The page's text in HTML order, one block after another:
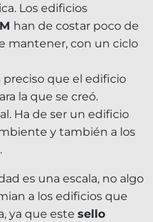
Los edificios
han de costar poco de
mantener, con un ciclo
preciso que el edificio
la que se creó.
Ha de ser un edificio
y también a los
es una escala, no algo
a los edificios que
ya que este sello